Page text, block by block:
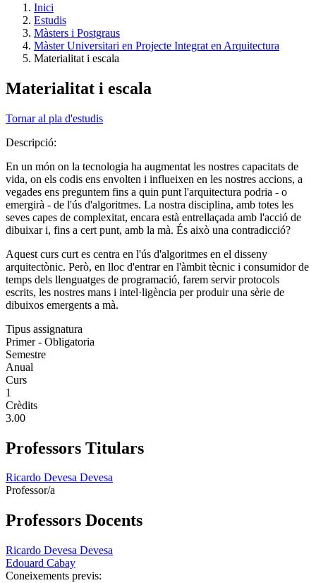
Inici
Estudis
Màsters i Postgraus
Màster Universitari en Projecte Integrat en Arquitectura
Materialitat i escala
Materialitat i escala
Tornar al pla d'estudis
Descripció:
En un món on la tecnologia ha augmentat les nostres capacitats de
vida, on els codis ens envolten i influeixen en les nostres accions, a
vegades ens preguntem fins a quin punt l'arquitectura podria - o
emergirà - de l'ús d'algoritmes. La nostra disciplina, amb totes les
seves capes de complexitat, encara està entrellaçada amb l'acció de
dibuixar i, fins a cert punt, amb la mà. És això una contradicció?
Aquest curs curt es centra en l'ús d'algoritmes en el disseny
arquitectònic. Però, en lloc d'entrar en l'àmbit tècnic i consumidor de
temps dels llenguatges de programació, farem servir protocols
escrits, les nostres mans i intel·ligència per produir una sèrie de
dibuixos emergents a mà.
Tipus assignatura
Primer - Obligatoria
Semestre
Anual
Curs
1
Crèdits
3.00
Professors Titulars
Ricardo Devesa Devesa
Professor/a
Professors Docents
Ricardo Devesa Devesa
Edouard Cabay
Coneixements previs: